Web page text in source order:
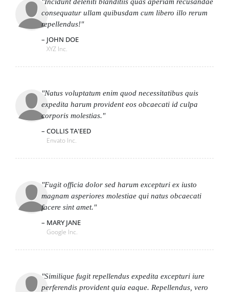
consequatur ullam quibusdam cum libero illo rerum
repellendus!
JOHN DOE
XYZ Inc.
Natus voluptatum enim quod necessitatibus quis
expedita harum provident eos obcaecati id culpa
corporis molestias.
COLLIS TA'EED
Envato Inc.
Fugit officia dolor sed harum excepturi ex iusto
magnam asperiores molestiae qui natus obcaecati
facere sint amet.
MARY JANE
Google Inc.
Similique fugit repellendus expedita excepturi iure
perferendis provident quia eaque. Repellendus, vero